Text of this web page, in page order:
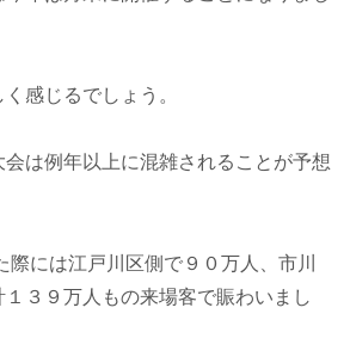
感じるでしょう。
は例年以上に混雑されることが予想
際には江戸川区側で９０万人、市川
３９万人もの来場客で賑わいまし